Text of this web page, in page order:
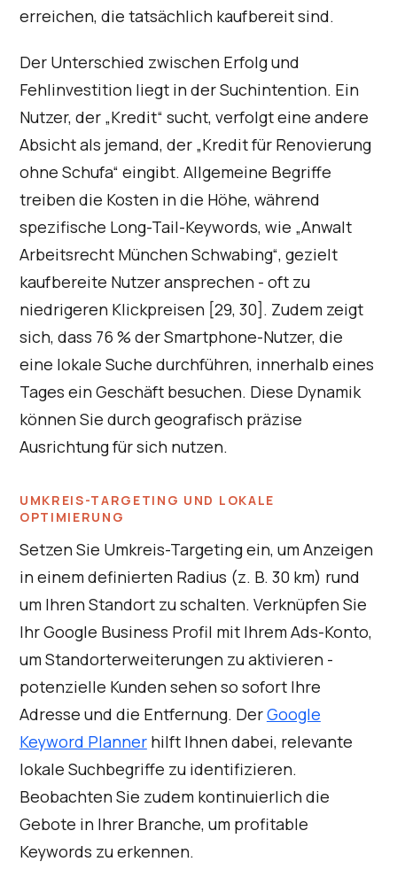
erreichen, die tatsächlich kaufbereit sind.
Der Unterschied zwischen Erfolg und
Fehlinvestition liegt in der Suchintention. Ein
Nutzer, der „Kredit“ sucht, verfolgt eine andere
Absicht als jemand, der „Kredit für Renovierung
ohne Schufa“ eingibt. Allgemeine Begriffe
treiben die Kosten in die Höhe, während
spezifische Long-Tail-Keywords, wie „Anwalt
Arbeitsrecht München Schwabing“, gezielt
kaufbereite Nutzer ansprechen - oft zu
niedrigeren Klickpreisen [29, 30]. Zudem zeigt
sich, dass 76 % der Smartphone-Nutzer, die
eine lokale Suche durchführen, innerhalb eines
Tages ein Geschäft besuchen. Diese Dynamik
können Sie durch geografisch präzise
Ausrichtung für sich nutzen.
UMKREIS-TARGETING UND LOKALE
OPTIMIERUNG
Setzen Sie Umkreis-Targeting ein, um Anzeigen
in einem definierten Radius (z. B. 30 km) rund
um Ihren Standort zu schalten. Verknüpfen Sie
Ihr Google Business Profil mit Ihrem Ads-Konto,
um Standorterweiterungen zu aktivieren -
potenzielle Kunden sehen so sofort Ihre
Adresse und die Entfernung. DerGoogle
Keyword Plannerhilft Ihnen dabei, relevante
lokale Suchbegriffe zu identifizieren.
Beobachten Sie zudem kontinuierlich die
Gebote in Ihrer Branche, um profitable
Keywords zu erkennen.